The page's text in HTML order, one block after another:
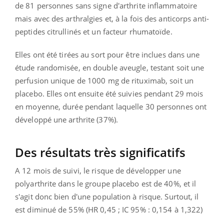
de 81 personnes sans signe d'arthrite inflammatoire
mais avec des arthralgies et, à la fois des anticorps anti-
peptides citrullinés et un facteur rhumatoïde.
Elles ont été tirées au sort pour être inclues dans une
étude randomisée, en double aveugle, testant soit une
perfusion unique de 1000 mg de rituximab, soit un
placebo. Elles ont ensuite été suivies pendant 29 mois
en moyenne, durée pendant laquelle 30 personnes ont
développé une arthrite (37%).
Des résultats très significatifs
A 12 mois de suivi, le risque de développer une
polyarthrite dans le groupe placebo est de 40%, et il
s'agit donc bien d'une population à risque. Surtout, il
est diminué de 55% (HR 0,45 ; IC 95% : 0,154 à 1,322)